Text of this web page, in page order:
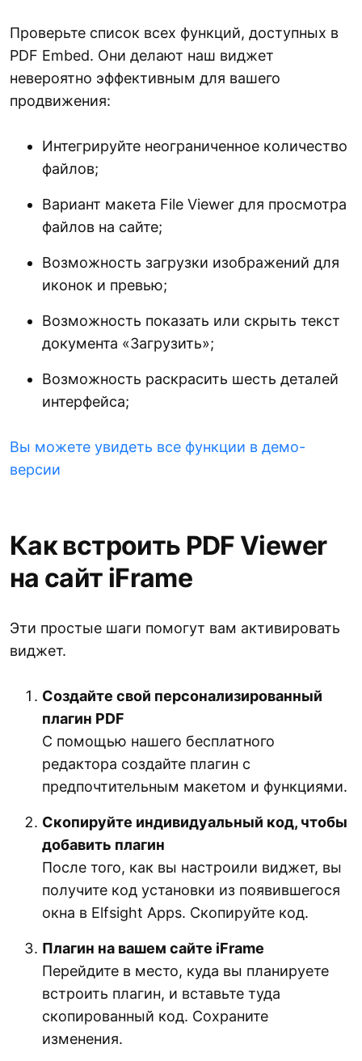
Проверьте список всех функций, доступных в
PDF Embed. Они делают наш виджет
невероятно эффективным для вашего
продвижения:
Интегрируйте неограниченное количество
файлов;
Вариант макета File Viewer для просмотра
файлов на сайте;
Возможность загрузки изображений для
иконок и превью;
Возможность показать или скрыть текст
документа «Загрузить»;
Возможность раскрасить шесть деталей
интерфейса;
Вы можете увидеть все функции в демо-
версии
Как встроить PDF Viewer
на сайт iFrame
Эти простые шаги помогут вам активировать
виджет.
Создайте свой персонализированный
плагин PDF
С помощью нашего бесплатного
редактора создайте плагин с
предпочтительным макетом и функциями.
Скопируйте индивидуальный код, чтобы
добавить плагин
После того, как вы настроили виджет, вы
получите код установки из появившегося
окна в Elfsight Apps. Скопируйте код.
Плагин на вашем сайте iFrame
Перейдите в место, куда вы планируете
встроить плагин, и вставьте туда
скопированный код. Сохраните
изменения.